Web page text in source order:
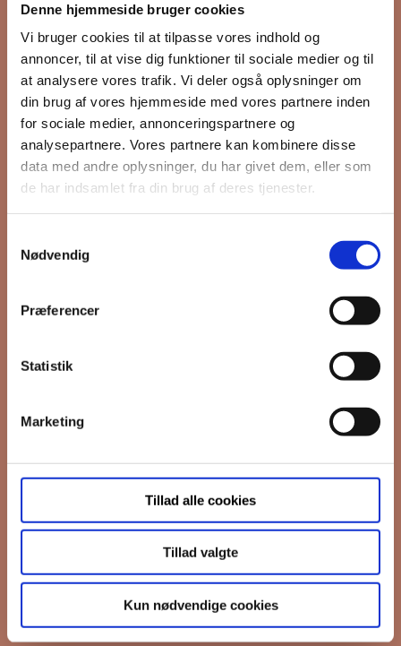
Denne hjemmeside bruger cookies
Vi bruger cookies til at tilpasse vores indhold og
annoncer, til at vise dig funktioner til sociale medier og til
at analysere vores trafik. Vi deler også oplysninger om
din brug af vores hjemmeside med vores partnere inden
for sociale medier, annonceringspartnere og
analysepartnere. Vores partnere kan kombinere disse
data med andre oplysninger, du har givet dem, eller som
de har indsamlet fra din brug af deres tjenester.
Nødvendig
Præferencer
Statistik
Marketing
Tillad alle cookies
Tillad valgte
Kun nødvendige cookies
nyhedsbrev
Hold dig opdateret på hvad der sker
på Grønttorvet. I vores nyhedsbrev
sender vi blandt andet invitation til
VIP Åbent Hus, når vi sætter nye
boliger til salg og udlejning, så du
Interesseret i
Ejerboliger
Lejeboliger
Andelsboliger
Markedsføringstilladelse